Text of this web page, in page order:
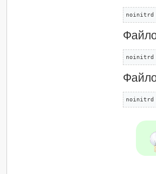
noinitrd
noinitrd
noinitrd